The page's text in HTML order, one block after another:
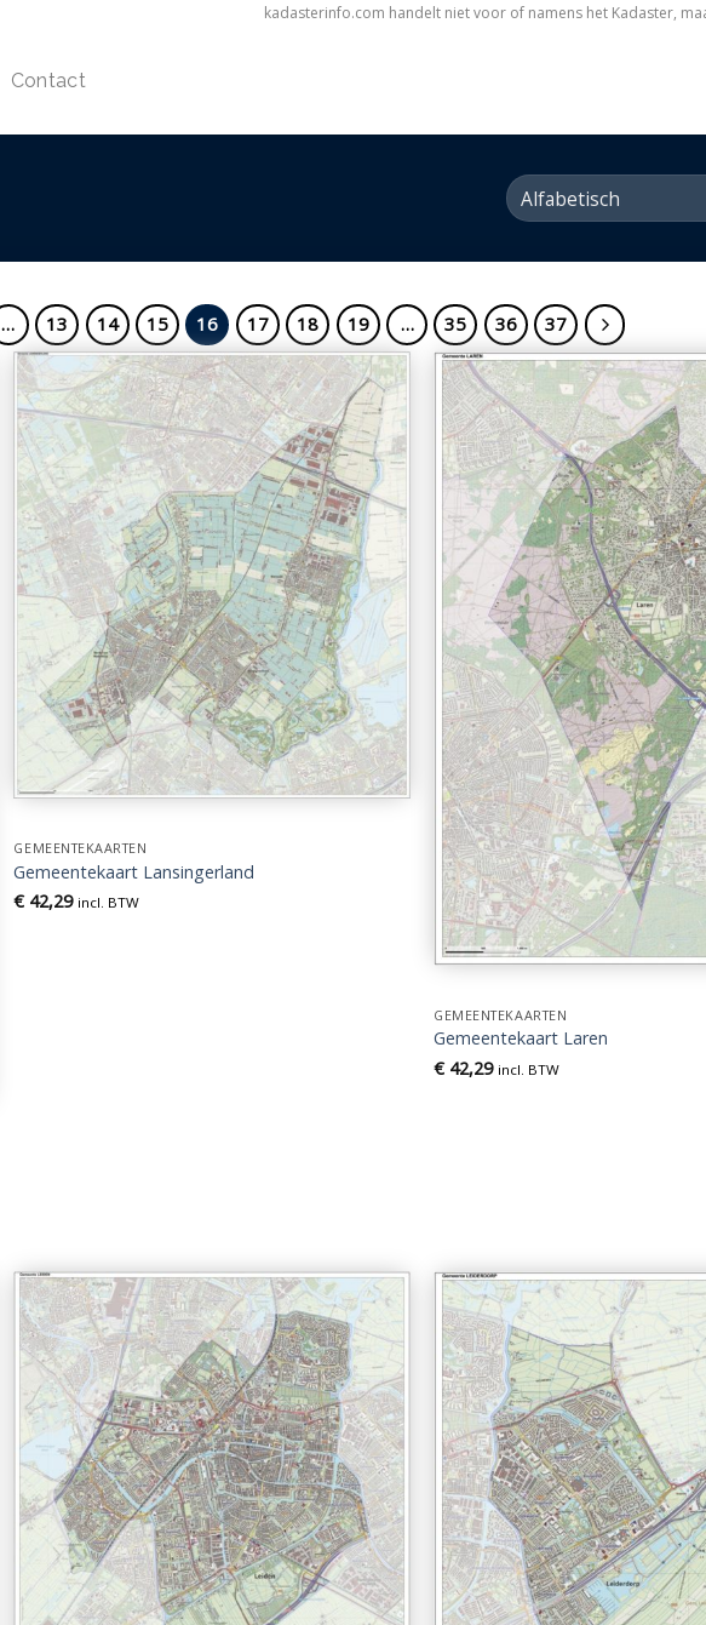
kadasterinfo.com handelt niet voor of namens het Kadaster,
Contact
… 13 14 15 16 17 18 19 … 35 36 37
GEMEENTEKAARTEN
Gemeentekaart Lansingerland
€42,29 incl. BTW
GEMEENTEKAARTEN
Gemeentekaart Laren
€42,29 incl. BTW